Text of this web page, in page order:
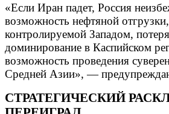
«Если Иран падет, Россия
возможность нефтяной
контролируемой Западом,
доминирование в Каспийском
возможность проведения
Средней Азии», —
СТРАТЕГИЧЕСКИЙ